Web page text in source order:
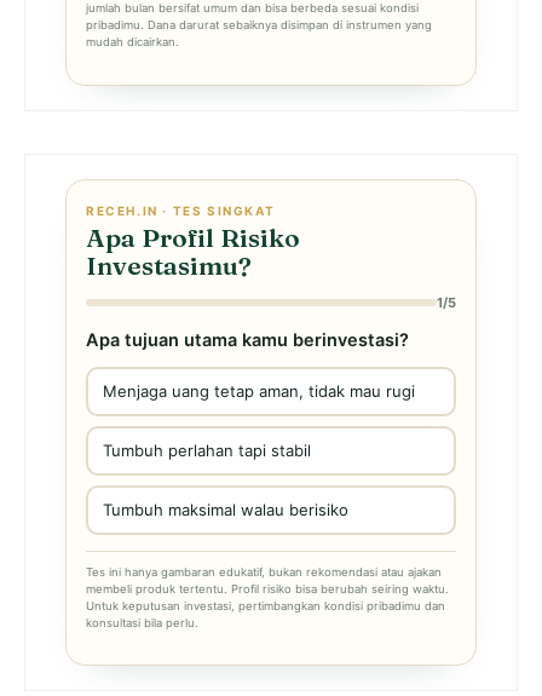
jumlah bulan bersifat umum dan bisa berbeda sesuai kondisi
pribadimu. Dana darurat sebaiknya disimpan di instrumen yang
mudah dicairkan.
RECEH.IN · TES SINGKAT
Apa Profil Risiko
Investasimu?
1/5
Apa tujuan utama kamu berinvestasi?
Menjaga uang tetap aman, tidak mau rugi
Tumbuh perlahan tapi stabil
Tumbuh maksimal walau berisiko
Tes ini hanya gambaran edukatif, bukan rekomendasi atau ajakan
membeli produk tertentu. Profil risiko bisa berubah seiring waktu.
Untuk keputusan investasi, pertimbangkan kondisi pribadimu dan
konsultasi bila perlu.